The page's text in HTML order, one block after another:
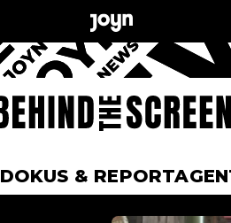
DOKUS & REPORTAGEN